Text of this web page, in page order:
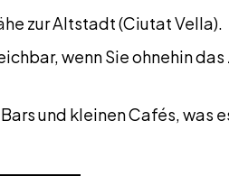
zur Altstadt (Ciutat Vella).
wenn Sie ohnehin
und kleinen Cafés, was